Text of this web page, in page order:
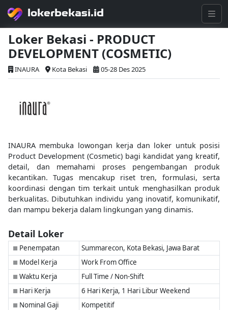
lokerbekasi.id
Loker Bekasi - PRODUCT
DEVELOPMENT (COSMETIC)
INAURA Kota Bekasi 05-28 Des 2025
INAURA membuka lowongan kerja dan loker untuk posisi
Product Development (Cosmetic) bagi kandidat yang kreatif,
detail, dan memahami proses pengembangan produk
kecantikan. Tugas mencakup riset tren, formulasi, serta
koordinasi dengan tim terkait untuk menghasilkan produk
berkualitas. Dibutuhkan individu yang inovatif, komunikatif,
dan mampu bekerja dalam lingkungan yang dinamis.
Detail Loker
■ Penempatan Summarecon, Kota Bekasi, Jawa Barat
■ Model Kerja Work From Office
■ Waktu Kerja Full Time / Non-Shift
■ Hari Kerja 6 Hari Kerja, 1 Hari Libur Weekend
■ Nominal Gaji Kompetitif